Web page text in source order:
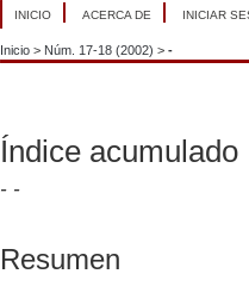
INICIO ACERCA DE INICIAR
Inicio > Núm. 17-18 (2002) > -
Índice acumulado
- -
Resumen